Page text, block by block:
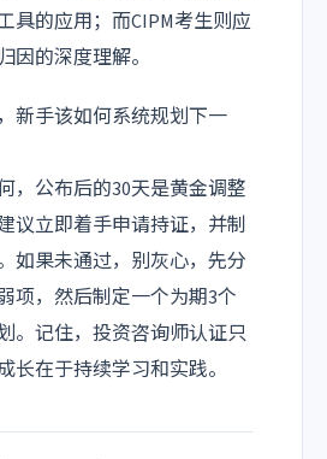
具的应用；而CIPM考生则应
因的深度理解。
新手该如何系统规划下一
，公布后的30天是黄金调整
议立即着手申请持证，并制
如果未通过，别灰心，先分
项，然后制定一个为期3个
。记住，投资咨询师认证只
长在于持续学习和实践。